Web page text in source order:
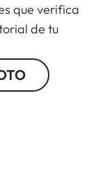
que verifica
de tu